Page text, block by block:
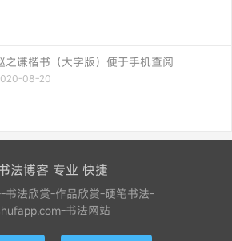
之谦楷书（大字版）便于手机查阅
08-20
法博客 专业 快捷
书法欣赏-作品欣赏-硬笔书法-
书法网站